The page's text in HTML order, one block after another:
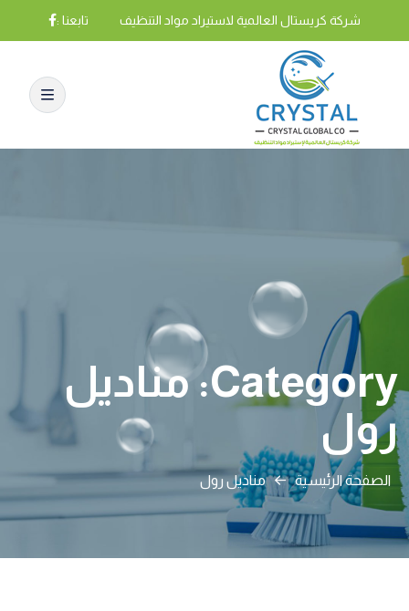
شركة كريستال العالمية لاستيراد مواد التنظيف تابعنا :
Category: مناديل
رول
الصفحة الرئيسية مناديل رول